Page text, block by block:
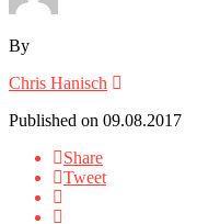
By
Chris Hanisch
Published on 09.08.2017
Share
Tweet